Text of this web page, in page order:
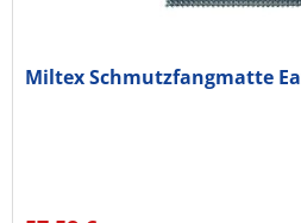
Miltex Schmutzfangmatte